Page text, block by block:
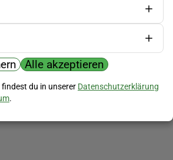
Alle akzeptieren
du in unserer Datenschutzerklärung
.